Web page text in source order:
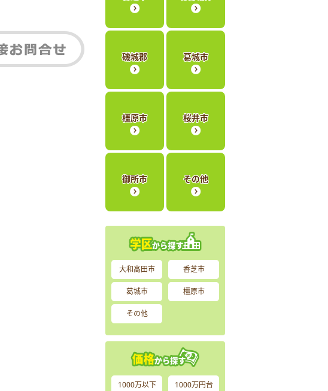
磯城郡 葛城市
橿原市 桜井市
御所市 その他
大和高田市 香芝市
葛城市 橿原市
その他
1000万以下 1000万円台